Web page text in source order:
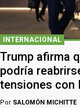
INTERNACIONAL
Trump afirma
podría
tensiones con
Por SALOMÓN MICHITTE